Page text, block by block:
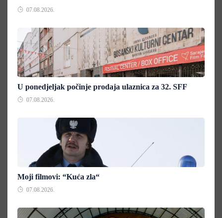
07.08.2026.
U ponedjeljak počinje prodaja ulaznica za 32. SFF
07.08.2026.
Moji filmovi: “Kuća zla“
07.08.2026.